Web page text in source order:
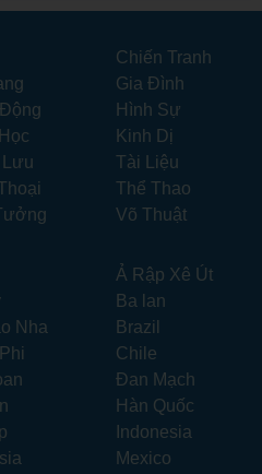
Chiến Tranh
Gia Đình
Hình Sự
Kinh Dị
Lưu
Tài Liệu
Thể Thao
Võ Thuật
Ả Rập Xê Út
Ba lan
Nha
Brazil
Chile
Đan Mạch
Hàn Quốc
Indonesia
Mexico